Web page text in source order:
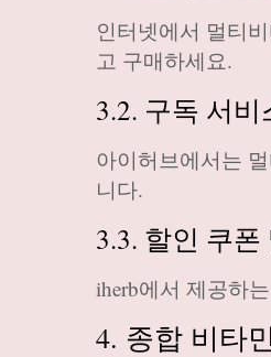
인터넷에서 멀티
고 구매하세요.
3.2. 구독 서비
아이허브에서는
니다.
3.3. 할인 쿠
iherb에서 제공하
4. 종합 비타